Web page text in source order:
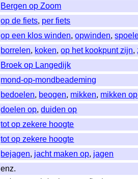
Bergen op Zoom
op de fiets, per fiets
op een klos winden,opwinden,
borrelen, koken,op het kookpunt zijn,
Broek op Langedijk
mond-op-mondbeademing
bedoelen, beogen, mikken, mikken op
doelen op,duiden op
tot op zekere hoogte
tot op zekere hoogte
bejagen, jacht maken op, jagen
enz.